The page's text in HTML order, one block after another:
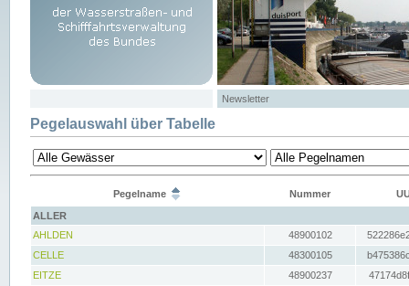
Newsletter
Pegelauswahl über Tabelle
Pegelname Nummer
ALLER
AHLDEN
48900102
CELLE
48300105
EITZE
48900237